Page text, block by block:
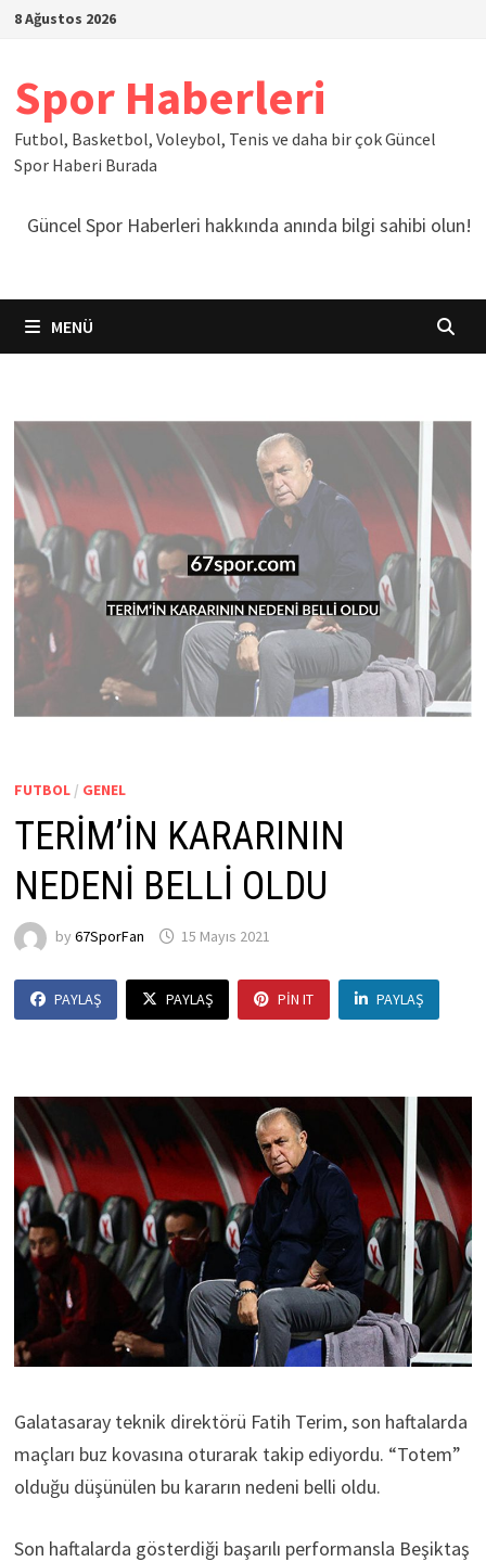
İçeriğe
8 Ağustos 2026
Spor Haberleri
Futbol, Basketbol, Voleybol, Tenis ve daha bir çok Güncel
Spor Haberi Burada
Güncel Spor Haberleri hakkında anında bilgi sahibi olun!
MENÜ
FUTBOL/ GENEL
TERİM’İN KARARININ
NEDENİ BELLİ OLDU
by 67SporFan 15 Mayıs 2021
PAYLAŞ PAYLAŞ PIN IT PAYLAŞ
Galatasaray teknik direktörü Fatih Terim, son haftalarda
maçları buz kovasına oturarak takip ediyordu. “Totem”
olduğu düşünülen bu kararın nedeni belli oldu.
Son haftalarda gösterdiği başarılı performansla Beşiktaş